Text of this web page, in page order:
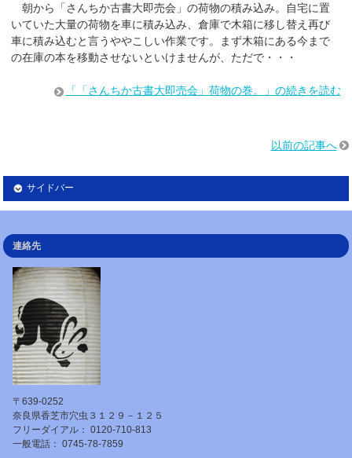
朝から「さんちか古書大即売会」の荷物の積み込み。自宅に置
いていた大量の荷物を車に積み込み、倉庫で木箱に移し替え再び
車に積み込むと言うややこしい作業です。まず木箱にある今まで
の在庫の本を移動させないといけませんが、ただで・・・
「「さんちか古書大即売会」荷物の巻。」の続きを読む
以前の記事へ
サイドバー
連絡先
〒639-0252
奈良県香芝市穴虫３１２９－１２５
フリーダイアル： 0120-710-813
一般電話： 0745-78-7859